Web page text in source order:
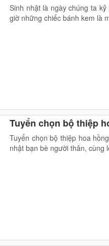
Sinh nhật là ngày chúng ta
giờ những chiếc bánh kem là
Tuyển chọn bộ thiệp
Tuyển chọn bộ thiệp hoa
nhật bạn bè người thân, cùng